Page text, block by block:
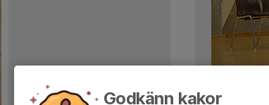
Kommentarer
Godkänn kakor